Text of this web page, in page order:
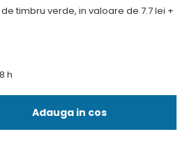
timbru verde, in valoare de 7.7 lei +
h
Adauga in cos